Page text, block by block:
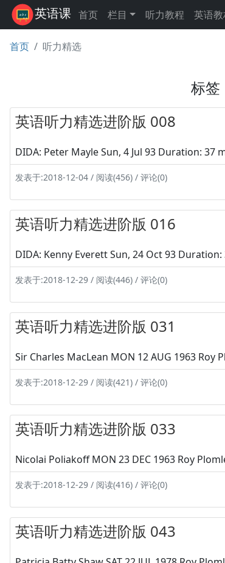
英语课 首页 栏目 听力教程 英语
首页 听力精选
标签
英语听力精选进阶版 008
DIDA: Peter Mayle Sun, 4 Jul 93 Duration:
发表于:2018-12-04 / 阅读(456) / 评论(0)
英语听力精选进阶版 016
DIDA: Kenny Everett Sun, 24 Oct 93
发表于:2018-12-29 / 阅读(446) / 评论(0)
英语听力精选进阶版 031
Sir Charles MacLean MON 12 AUG 1963 Roy
发表于:2018-12-29 / 阅读(421) / 评论(0)
英语听力精选进阶版 033
Nicolai Poliakoff MON 23 DEC 1963 Roy
发表于:2018-12-29 / 阅读(416) / 评论(0)
英语听力精选进阶版 043